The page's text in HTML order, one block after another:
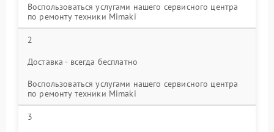
Воспользоваться услугами нашего сервисного центра
по ремонту техники Mimaki
2
Доставка - всегда бесплатно
Воспользоваться услугами нашего сервисного центра
по ремонту техники Mimaki
3